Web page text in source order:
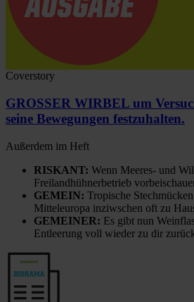
Coverstory
GROSSER WIRBEL um
seine Bewegungen festzuhalten.
Außerdem im Heft
RISKANT: Wenn Meeres- und
Freilandhühnerbetrieb
GEMEIN: Tropische
Mitteleuropa inziwschen oft zu
GEMEINER: Es gibt nun
Entleerung voll wieder zu dir